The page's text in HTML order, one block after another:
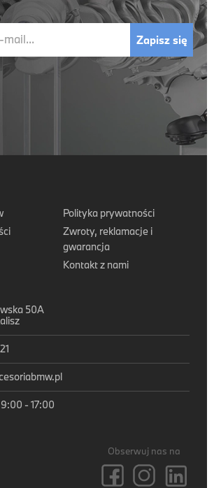
Zapisz się
Polityka prywatności
Zwroty, reklamacje i
gwarancja
Kontakt z nami
50A
- 17:00
Obserwuj nas na